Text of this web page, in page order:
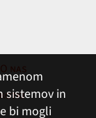
O nas
sistemov in
bi mogli